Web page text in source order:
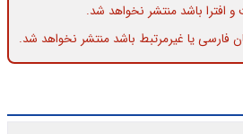
افترا باشد منتشر نخواهد شد.
فارسی یا غیرمرتبط باشد منتشر نخواهد شد.